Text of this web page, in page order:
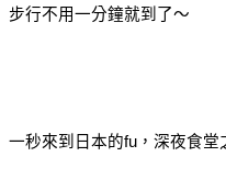
步行不用一分鐘就到了～
一秒來到日本的fu，深夜食堂